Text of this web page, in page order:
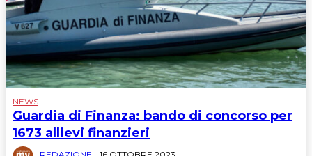
NEWS
Guardia di Finanza: bando di concorso per
1673 allievi finanzieri